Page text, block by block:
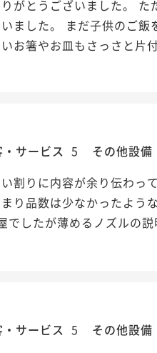
がとうございました。
ました。 まだ子供のご飯
お箸やお皿もさっさと片
サービス 5 その他設備
割りに内容が余り伝わっ
り品数は少なかったよう
でしたが薄めるノズルの
サービス 5 その他設備